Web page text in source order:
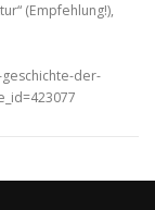
(Empfehlung!),
der-